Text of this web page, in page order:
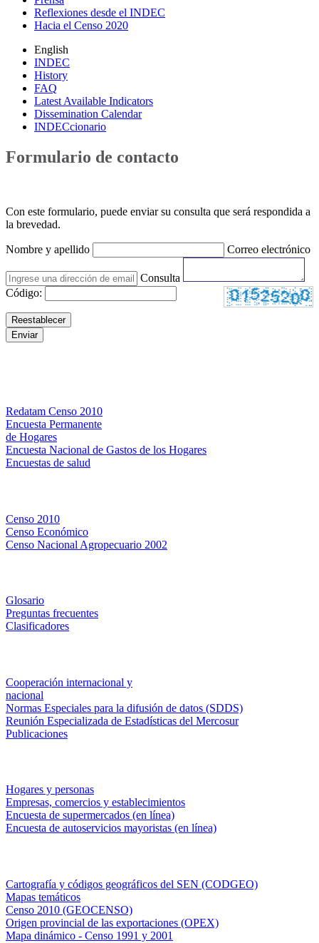
Reflexiones desde el INDEC
Hacia el Censo 2020
English
INDEC
History
FAQ
Latest Available Indicators
Dissemination Calendar
INDECcionario
Formulario de contacto
Con este formulario, puede enviar su consulta que será respondida a
la brevedad.
Nombre y apellido Correo electrónico
Consulta
Código:
Redatam Censo 2010
Encuesta Permanente
de Hogares
Encuesta Nacional de Gastos de los Hogares
Encuestas de salud
Censo 2010
Censo Económico
Censo Nacional Agropecuario 2002
Glosario
Preguntas frecuentes
Clasificadores
Cooperación internacional y
nacional
Normas Especiales para la difusión de datos (SDDS)
Reunión Especializada de Estadísticas del Mercosur
Publicaciones
Hogares y personas
Empresas, comercios y establecimientos
Encuesta de supermercados (en línea)
Encuesta de autoservicios mayoristas (en línea)
Cartografía y códigos geográficos del SEN (CODGEO)
Mapas temáticos
Censo 2010 (GEOCENSO)
Origen provincial de las exportaciones (OPEX)
Mapa dinámico - Censo 1991 y 2001